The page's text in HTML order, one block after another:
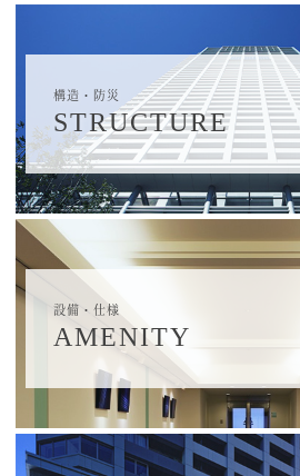
構造・防災
STRUCTURE
設備・仕様
AMENITY